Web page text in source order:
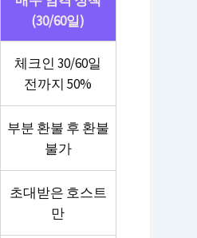
(30/60일)
체크인 30/60일
전까지 50%
부분 환불 후 환불
불가
초대받은 호스트
만